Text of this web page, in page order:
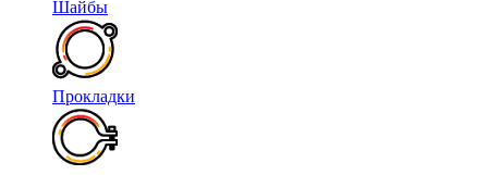
Шайбы
Прокладки